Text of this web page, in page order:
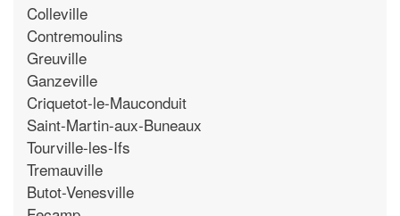
Colleville
Contremoulins
Greuville
Ganzeville
Criquetot-le-Mauconduit
Saint-Martin-aux-Buneaux
Tourville-les-Ifs
Tremauville
Butot-Venesville